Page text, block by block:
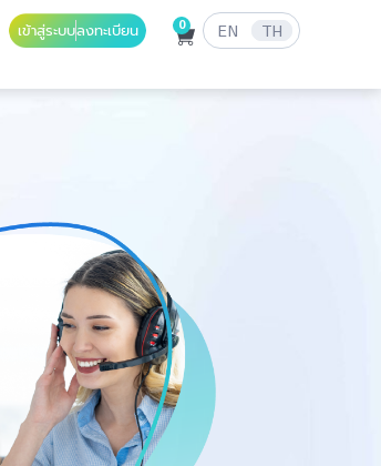
เข้าสู่ระบบลงทะเบียน 0 EN TH